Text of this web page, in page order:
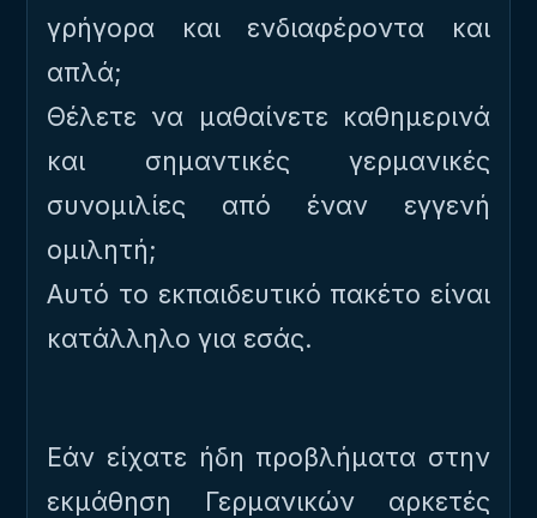
γρήγορα και ενδιαφέροντα και
απλά;
Θέλετε να μαθαίνετε καθημερινά
και σημαντικές γερμανικές
συνομιλίες από έναν εγγενή
ομιλητή;
Αυτό το εκπαιδευτικό πακέτο είναι
κατάλληλο για εσάς.
Εάν είχατε ήδη προβλήματα στην
εκμάθηση Γερμανικών αρκετές